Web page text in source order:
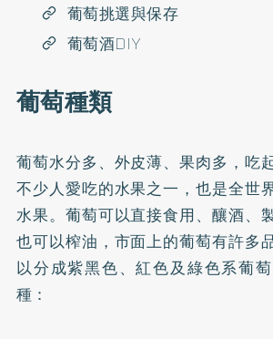
葡萄挑選與保存
葡萄酒DIY
葡萄種類
葡萄水分多、外皮薄、果肉多，吃
不少人愛吃的水果之一，也是全世
水果。葡萄可以直接食用、釀酒、
也可以榨油，市面上的葡萄有許多
以分成紫黑色、紅色及綠色系葡
種：